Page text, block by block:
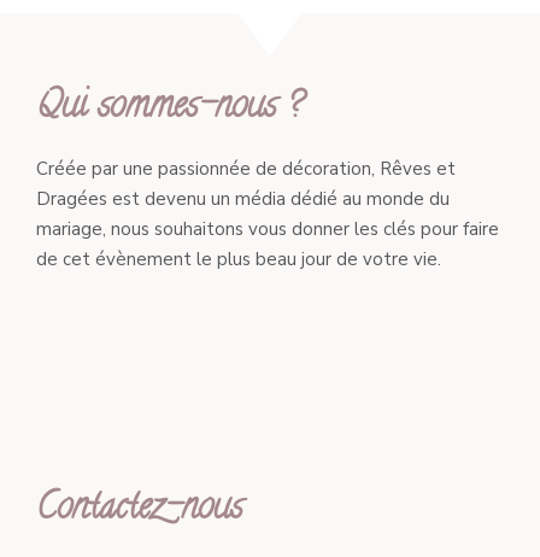
Qui sommes-nous ?
Créée par une passionnée de décoration, Rêves et
Dragées est devenu un média dédié au monde du
mariage, nous souhaitons vous donner les clés pour faire
de cet évènement le plus beau jour de votre vie.
Contactez-nous